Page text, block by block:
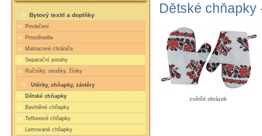
Bytový textil a doplňky
Povlečení
Prostěradla
Matracové chrániče
Separační potahy
Ručníky, osušky, žínky
Utěrky, chňapky, zástěry
Dětské chňapky
Bavlněné chňapky
Teflonové chňapky
Lemované chňapky
Dětské chňapky
zvětšit obrázek